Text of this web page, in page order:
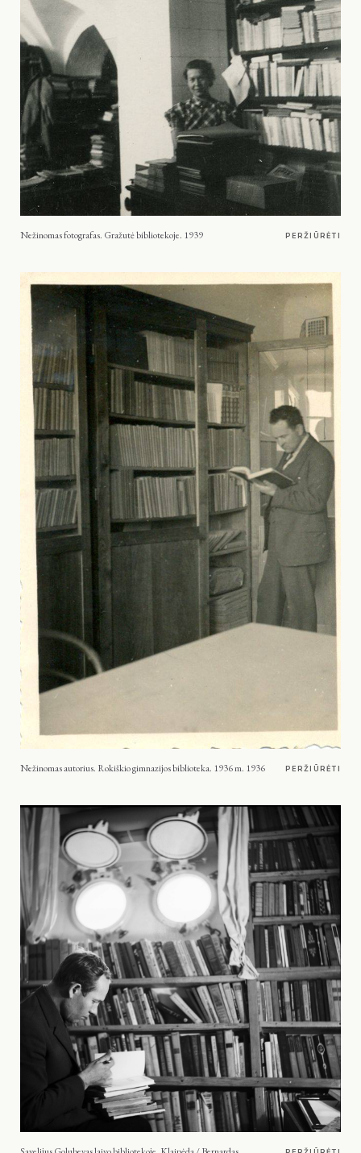
Nežinomas fotografas. Gražutė bibliotekoje. 1939 PERŽIŪRĖTI
Nežinomas autorius. Rokiškio gimnazijos biblioteka. 1936 m. 1936 PERŽIŪRĖTI